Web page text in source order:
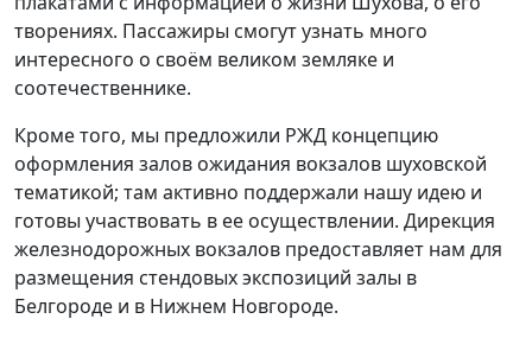
творениях. Пассажиры смогут узнать много
интересного о своём великом земляке и
соотечественнике.
Кроме того, мы предложили РЖД концепцию
оформления залов ожидания вокзалов шуховской
тематикой; там активно поддержали нашу идею и
готовы участвовать в ее осуществлении. Дирекция
железнодорожных вокзалов предоставляет нам для
размещения стендовых экспозиций залы в
Белгороде и в Нижнем Новгороде.